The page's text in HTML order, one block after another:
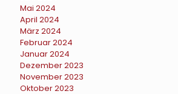
Mai 2024
April 2024
März 2024
Februar 2024
Januar 2024
Dezember 2023
November 2023
Oktober 2023